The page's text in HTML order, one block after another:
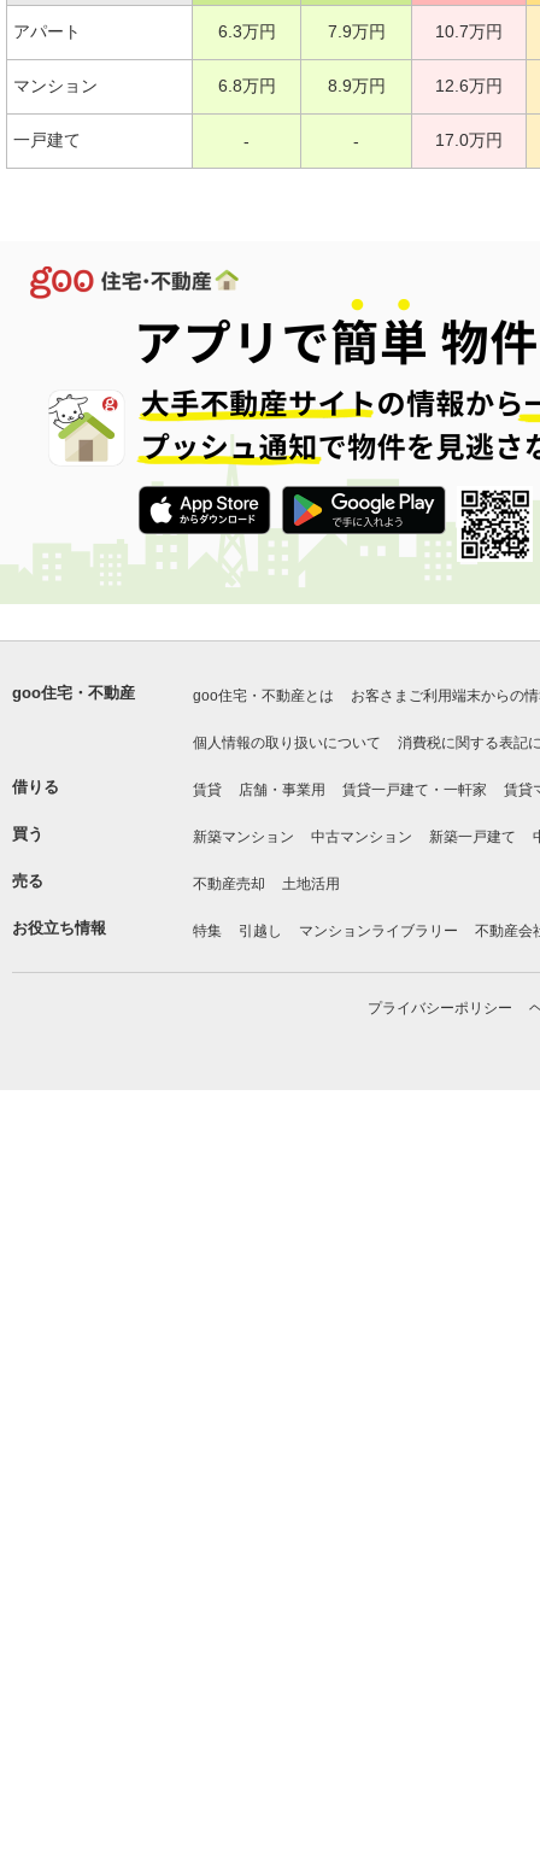
アパート 6.3万円 7.9万円 10.7万円
マンション 6.8万円 8.9万円 12.6万円
一戸建て - - 17.0万円
goo住宅・不動産 goo住宅・不動産とは お客さまご利用端末からの
個人情報の取り扱いについて 消費税に関する表記
借りる 賃貸 店舗・事業用 賃貸一戸建て・一軒家 賃貸
買う 新築マンション 中古マンション 新築一戸建て
売る 不動産売却 土地活用
お役立ち情報 特集 引越し マンションライブラリー 不動産会
プライバシーポリシー